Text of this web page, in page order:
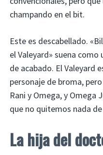
champando en el bit.
Este es descabellado.
el Valeyard» suena
de acabado. El Valeyard
personaje de broma,
Rani y Omega, y Omega
que no quitemos nada
La hija del